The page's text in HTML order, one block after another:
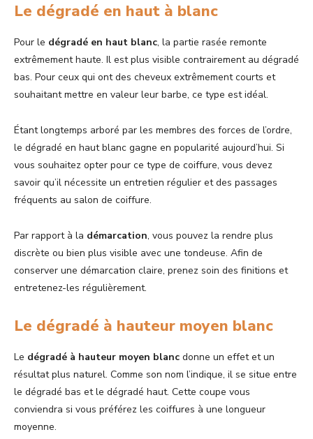
Le dégradé en haut à blanc
Pour le dégradé en haut blanc, la partie rasée remonte
extrêmement haute. Il est plus visible contrairement au dégradé
bas. Pour ceux qui ont des cheveux extrêmement courts et
souhaitant mettre en valeur leur barbe, ce type est idéal.
Étant longtemps arboré par les membres des forces de l’ordre,
le dégradé en haut blanc gagne en popularité aujourd’hui. Si
vous souhaitez opter pour ce type de coiffure, vous devez
savoir qu’il nécessite un entretien régulier et des passages
fréquents au salon de coiffure.
Par rapport à la démarcation, vous pouvez la rendre plus
discrète ou bien plus visible avec une tondeuse. Afin de
conserver une démarcation claire, prenez soin des finitions et
entretenez-les régulièrement.
Le dégradé à hauteur moyen blanc
Le dégradé à hauteur moyen blanc donne un effet et un
résultat plus naturel. Comme son nom l’indique, il se situe entre
le dégradé bas et le dégradé haut. Cette coupe vous
conviendra si vous préférez les coiffures à une longueur
moyenne.